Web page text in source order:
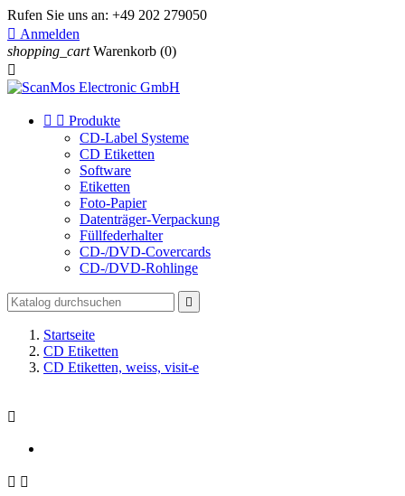
Rufen Sie uns an: +49 202 279050
 Anmelden
shopping_cart Warenkorb (0)

  Produkte
CD-Label Systeme
CD Etiketten
Software
Etiketten
Foto-Papier
Datenträger-Verpackung
Füllfederhalter
CD-/DVD-Covercards
CD-/DVD-Rohlinge

Startseite
CD Etiketten
CD Etiketten, weiss, visit-e

 